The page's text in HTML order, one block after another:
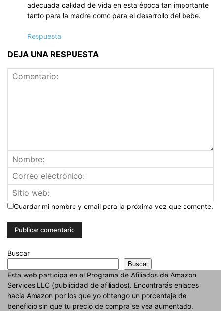
adecuada calidad de vida en esta época tan importante
tanto para la madre como para el desarrollo del bebe.
Respuesta
DEJA UNA RESPUESTA
Guardar mi nombre y email para la próxima vez que comente.
Buscar
Buscar
Esta web participa en el Programa de Afiliados de Amazon
Services LLC (publicidad de afiliados). Encontrarás enlaces
hacia Amazon por los que yo obtengo un porcentaje de
beneficio sin que tu precio de compra se vea aumentado.